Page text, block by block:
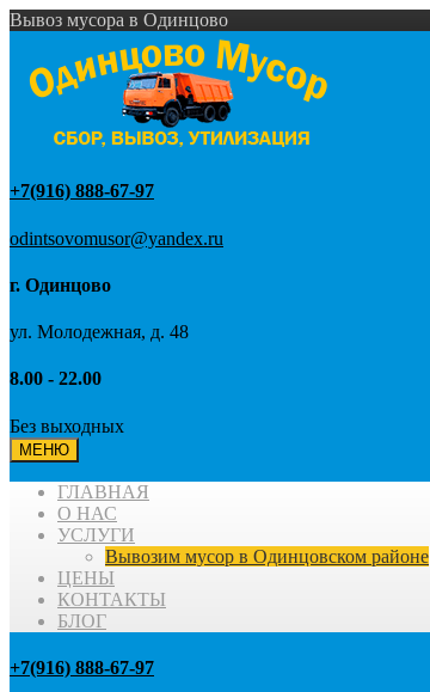
Вывоз мусора в Одинцово
+7(916) 888-67-97
odintsovomusor@yandex.ru
г. Одинцово
ул. Молодежная, д. 48
8.00 - 22.00
Без выходных
МЕНЮ
ГЛАВНАЯ
О НАС
УСЛУГИ
Вывозим мусор в Одинцовском районе
ЦЕНЫ
КОНТАКТЫ
БЛОГ
+7(916) 888-67-97